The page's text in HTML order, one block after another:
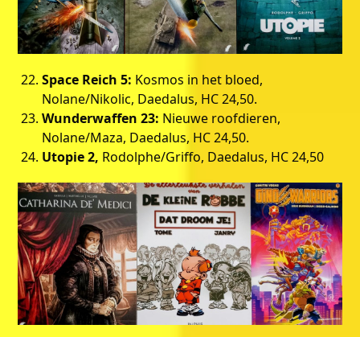
Space Reich 5: Kosmos in het bloed,
Nolane/Nikolic, Daedalus, HC 24,50.
Wunderwaffen 23: Nieuwe roofdieren,
Nolane/Maza, Daedalus, HC 24,50.
Utopie 2, Rodolphe/Griffo, Daedalus, HC 24,50